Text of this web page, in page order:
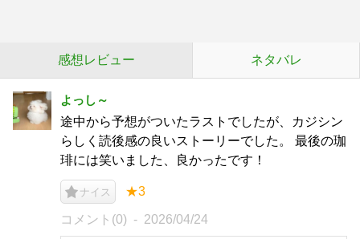
感想レビュー ネタバレ
よっし～
途中から予想がついたラストでしたが、カジシン
らしく読後感の良いストーリーでした。 最後の珈
琲には笑いました、良かったです！
ナイス ★3
コメント(0) 2026/04/24